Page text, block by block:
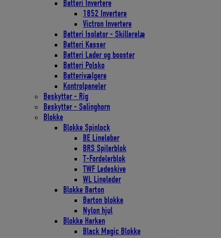
Batteri Invertere
1852 Invertere
Victron Invertere
Batteri Isolator - Skillerelæ
Batteri Kasser
Batteri Lader og booster
Batteri Polsko
Batterivælgere
Kontrolpaneler
Beskytter - Rig
Beskytter - Salinghorn
Blokke
Blokke Spinlock
BE Lineløber
BRS Spilerblok
T-Fordelerblok
TWF Ledeskive
WL Lineleder
Blokke Barton
Barton blokke
Nylon hjul
Blokke Harken
Black Magic Blokke